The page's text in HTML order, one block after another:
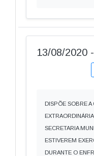
13/08/2020
DISPÕE SOBRE
SECRETARIA
ESTIVEREM
DURANTE O